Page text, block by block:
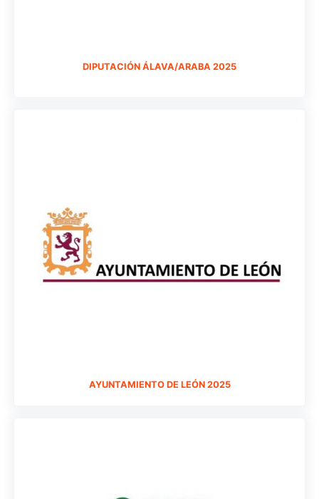
DIPUTACIÓN ÁLAVA/ARABA 2025
AYUNTAMIENTO DE LEÓN 2025